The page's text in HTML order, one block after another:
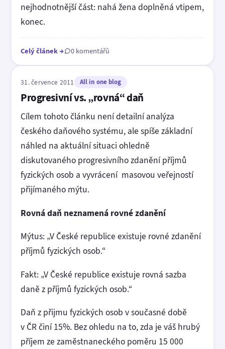
nejhodnotnější část: nahá žena doplněná vtipem,
konec.
Celý článek→ 0 komentářů
31. července 2011 All in one blog
Progresivní vs. „rovná“ daň
Cílem tohoto článku není detailní analýza
českého daňového systému, ale spíše základní
náhled na aktuální situaci ohledně
diskutovaného progresivního zdanění příjmů
fyzických osob a vyvrácení masovou veřejností
přijímaného mýtu.
Rovná daň neznamená rovné zdanění
Mýtus: „V České republice existuje rovné zdanění
příjmů fyzických osob.“
Fakt: „V České republice existuje rovná sazba
daně z příjmů fyzických osob.“
Daň z přijmu fyzických osob v současné době
v ČR činí 15%. Bez ohledu na to, zda je váš hrubý
příjem ze zaměstnaneckého poměru 15 000